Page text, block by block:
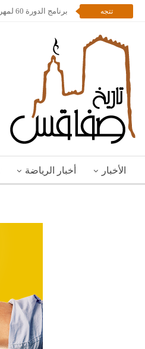
تتجه برنامج الدورة 60 لمهرجان سيدي منصور
الأخبار أخبار الرياضة